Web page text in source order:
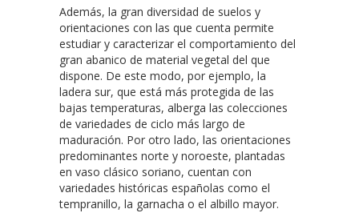
Además, la gran diversidad de suelos y
orientaciones con las que cuenta permite
estudiar y caracterizar el comportamiento del
gran abanico de material vegetal del que
dispone. De este modo, por ejemplo, la
ladera sur, que está más protegida de las
bajas temperaturas, alberga las colecciones
de variedades de ciclo más largo de
maduración. Por otro lado, las orientaciones
predominantes norte y noroeste, plantadas
en vaso clásico soriano, cuentan con
variedades históricas españolas como el
tempranillo, la garnacha o el albillo mayor.